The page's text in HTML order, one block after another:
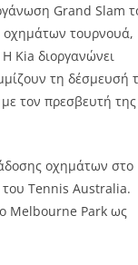
Grand Slam
οχημάτων τουρνουά,
Η Kia διοργανώνει
τη δέσμευσή
τον πρεσβευτή της
οχημάτων στο
του Tennis Australia.
Melbourne Park ως